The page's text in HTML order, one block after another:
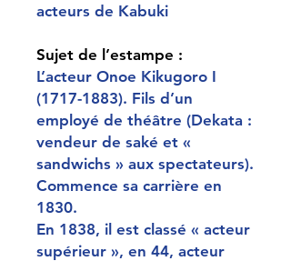
acteurs de Kabuki
Sujet de l’estampe :
L’acteur Onoe Kikugoro I
(1717-1883). Fils d’un
employé de théâtre (Dekata :
vendeur de saké et «
sandwichs » aux spectateurs).
Commence sa carrière en
1830.
En 1838, il est classé « acteur
supérieur », en 44, acteur